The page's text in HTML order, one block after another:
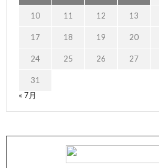
10 11 12 13
17 18 19 20
24 25 26 27
31
« 7月